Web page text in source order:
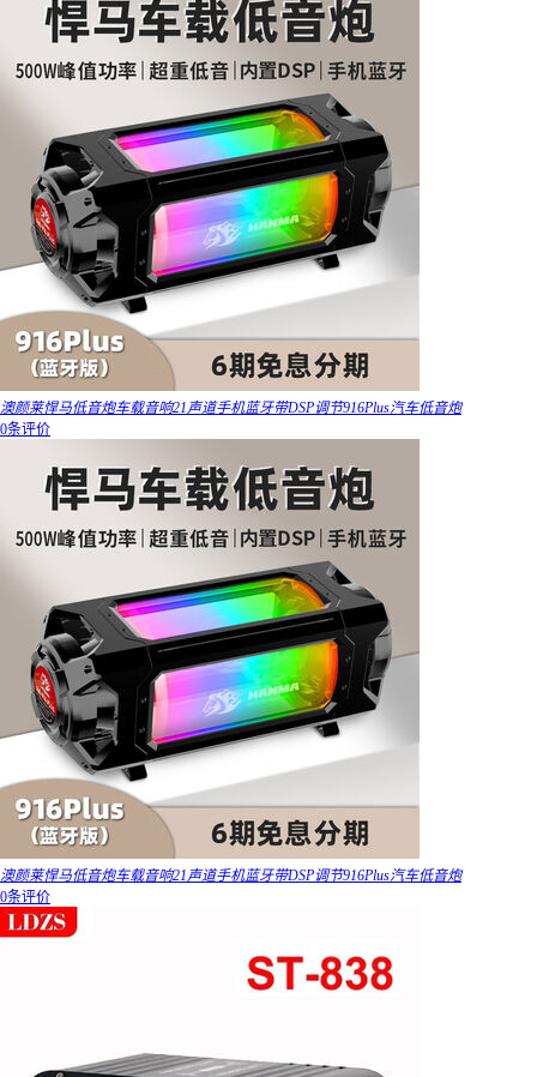
澳颜莱悍马低音炮车载音响21声道手机蓝牙带DSP调节916Plus汽车低音炮
0条评价
澳颜莱悍马低音炮车载音响21声道手机蓝牙带DSP调节916Plus汽车低音炮
0条评价